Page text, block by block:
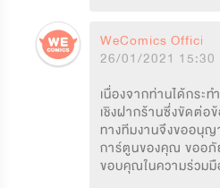
WeComics Official
26/01/2021 15:30
เนื่องจากท่านได้กระ
เชิงฝากร้านซึ่งขัดต่อ
ทางทีมงานจึงขออนุ
การ์ตูนของคุณ ขออภั
ขอบคุณในความร่วมมื